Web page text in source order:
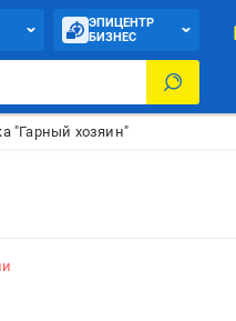
ЭПИЦЕНТР
БИЗНЕС
"Гарный хозяин"